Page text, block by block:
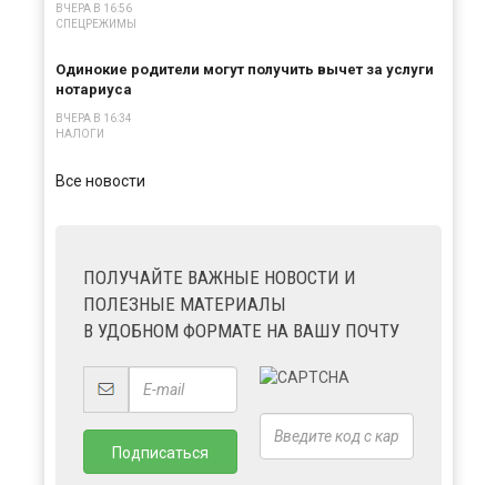
ВЧЕРА В 16:56
СПЕЦРЕЖИМЫ
Одинокие родители могут получить вычет за услуги
нотариуса
ВЧЕРА В 16:34
НАЛОГИ
Все новости
ПОЛУЧАЙТЕ ВАЖНЫЕ НОВОСТИ И
ПОЛЕЗНЫЕ МАТЕРИАЛЫ
В УДОБНОМ ФОРМАТЕ НА ВАШУ ПОЧТУ